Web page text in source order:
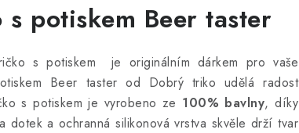
s potiskem Beer taster
s potiskem je originálním dárkem pro vaše
Beer taster od Dobrý triko udělá radost
s potiskem je vyrobeno ze 100% bavlny, díky
dotek a ochranná silikonová vrstva skvěle drží tvar